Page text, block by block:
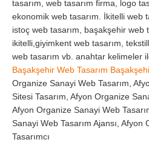
tasarım, web tasarım firma, logo
ekonomik web tasarım. İkitelli web
istoç web tasarım, başakşehir web
ikitelli,giyimkent web tasarım,
web tasarım vb. anahtar kelimeler
Başakşehir Web Tasarım
Organize Sanayi Web Tasarım,
Sitesi Tasarım, Afyon Organize
Afyon Organize Sanayi Web
Sanayi Web Tasarım Ajansı,
Tasarımcı